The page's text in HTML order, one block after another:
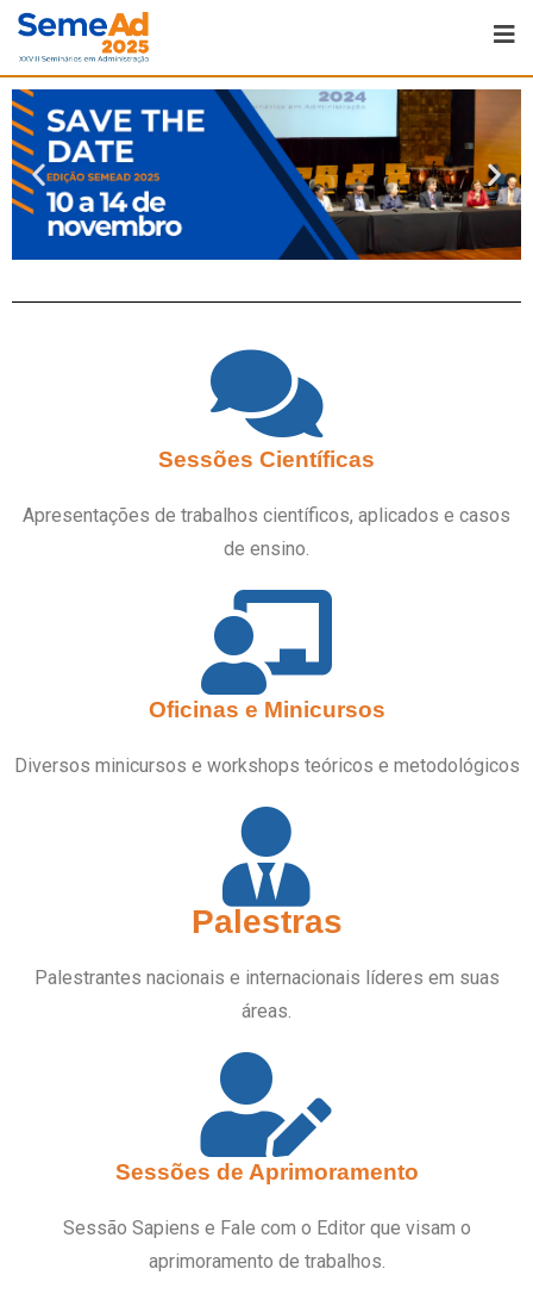
Sessões Científicas
Apresentações de trabalhos científicos, aplicados e casos
de ensino.
Oficinas e Minicursos
Diversos minicursos e workshops teóricos e metodológicos
Palestras
Palestrantes nacionais e internacionais líderes em suas
áreas.
Sessões de Aprimoramento
Sessão Sapiens e Fale com o Editor que visam o
aprimoramento de trabalhos.